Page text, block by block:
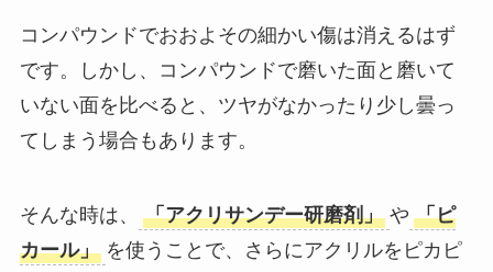
コンパウンドでおおよその細かい傷は消えるはず
です。しかし、コンパウンドで磨いた面と磨いて
いない面を比べると、ツヤがなかったり少し曇っ
てしまう場合もあります。
そんな時は、 「アクリサンデー研磨剤」 や 「ピ
カール」 を使うことで、さらにアクリルをピカピ